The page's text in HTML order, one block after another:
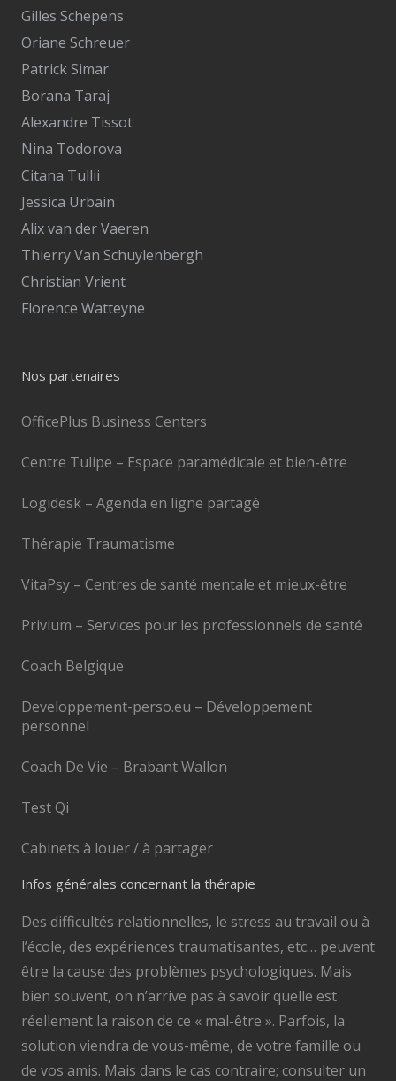
Gilles Schepens
Oriane Schreuer
Patrick Simar
Borana Taraj
Alexandre Tissot
Nina Todorova
Citana Tullii
Jessica Urbain
Alix van der Vaeren
Thierry Van Schuylenbergh
Christian Vrient
Florence Watteyne
Nos partenaires
OfficePlus Business Centers
Centre Tulipe – Espace paramédicale et bien-être
Logidesk – Agenda en ligne partagé
Thérapie Traumatisme
VitaPsy – Centres de santé mentale et mieux-être
Privium – Services pour les professionnels de santé
Coach Belgique
Developpement-perso.eu – Développement
personnel
Coach De Vie – Brabant Wallon
Test Qi
Cabinets à louer / à partager
Infos générales concernant la thérapie
Des difficultés relationnelles, le stress au travail ou à
l’école, des expériences traumatisantes, etc… peuvent
être la cause des problèmes psychologiques. Mais
bien souvent, on n’arrive pas à savoir quelle est
réellement la raison de ce « mal-être ». Parfois, la
solution viendra de vous-même, de votre famille ou
de vos amis. Mais dans le cas contraire; consulter un